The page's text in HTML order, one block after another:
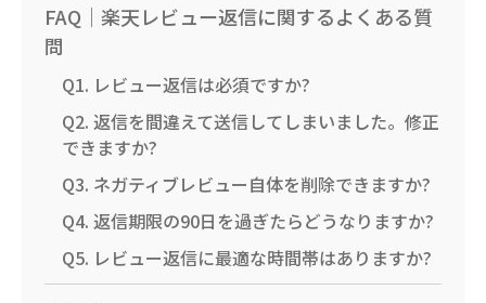
FAQ｜楽天レビュー返信に関するよくある質
問
Q1. レビュー返信は必須ですか?
Q2. 返信を間違えて送信してしまいました。修正
できますか?
Q3. ネガティブレビュー自体を削除できますか?
Q4. 返信期限の90日を過ぎたらどうなりますか?
Q5. レビュー返信に最適な時間帯はありますか?